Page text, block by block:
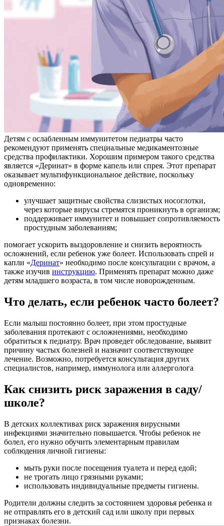
Детям с ослабленным иммунитетом педиатры часто
рекомендуют применять специальные медикаментозные
средства профилактики. Хорошим примером такого средства
является «Деринат» в форме капель или спрея. Этот препарат
оказывает мультифункциональное действие, поскольку
одновременно:
улучшает защитные свойства слизистых носоглотки,
через которые вирусы стремятся проникнуть в организм;
поддерживает иммунитет и повышает сопротивляемость
простудным заболеваниям;
помогает ускорить выздоровление и снизить вероятность
осложнений, если ребенок уже болеет. Использовать спрей и
капли «Деринат» необходимо после консультации с врачом, а
также изучив инструкцию. Применять препарат можно даже
детям младшего возраста, в том числе новорожденным.
Что делать, если ребенок часто болеет?
Если малыш постоянно болеет, при этом простудные
заболевания протекают с осложнениями, необходимо
обратиться к педиатру. Врач проведет обследование, выявит
причину частых болезней и назначит соответствующее
лечение. Возможно, потребуется консультация других
специалистов, например, иммунолога или аллерголога
Как снизить риск заражения в саду/
школе?
В детских коллективах риск заражения вирусными
инфекциями значительно повышается. Чтобы ребенок не
болел, его нужно обучить элементарным правилам
соблюдения личной гигиены:
мыть руки после посещения туалета и перед едой;
не трогать лицо грязными руками;
использовать индивидуальные предметы гигиены.
Родители должны следить за состоянием здоровья ребенка и
не отправлять его в детский сад или школу при первых
признаках болезни.